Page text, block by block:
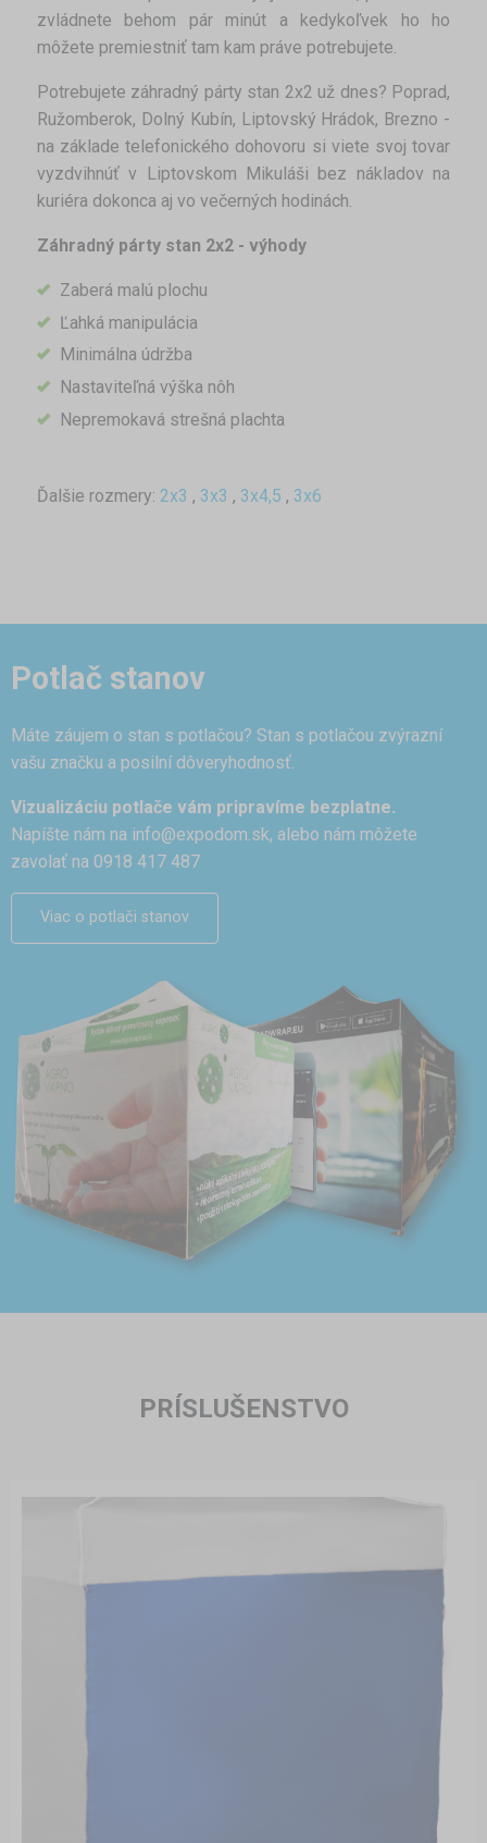
zvládnete behom pár minút a kedykoľvek ho ho
môžete premiestniť tam kam práve potrebujete.
Potrebujete záhradný párty stan 2x2 už dnes? Poprad,
Ružomberok, Dolný Kubín, Liptovský Hrádok, Brezno -
na základe telefonického dohovoru si viete svoj tovar
vyzdvihnúť v Liptovskom Mikuláši bez nákladov na
kuriéra dokonca aj vo večerných hodinách.
Záhradný párty stan 2x2 - výhody
Zaberá malú plochu
Ľahká manipulácia
Minimálna údržba
Nastaviteľná výška nôh
Nepremokavá strešná plachta
Ďalšie rozmery: 2x3 , 3x3 , 3x4,5 , 3x6
Potlač stanov
Máte záujem o stan s potlačou? Stan s potlačou zvýrazní
vašu značku a posilní dôveryhodnosť.
Vizualizáciu potlače vám pripravíme bezplatne.
Napíšte nám na info@expodom.sk, alebo nám môžete
zavolať na 0918 417 487
Viac o potlači stanov
PRÍSLUŠENSTVO